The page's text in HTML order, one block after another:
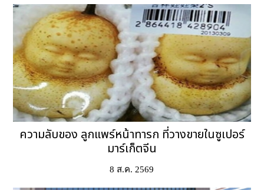
ความลับของ ลูกแพร์หน้าทารก ที่วางขายในซูเปอร์
มาร์เก็ตจีน
8 ส.ค. 2569